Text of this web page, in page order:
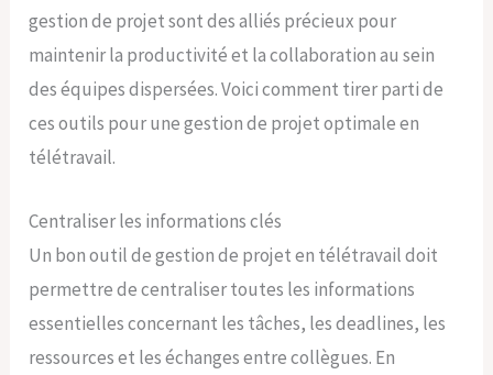
gestion de projet sont des alliés précieux pour
maintenir la productivité et la collaboration au sein
des équipes dispersées. Voici comment tirer parti de
ces outils pour une gestion de projet optimale en
télétravail.
Centraliser les informations clés
Un bon outil de gestion de projet en télétravail doit
permettre de centraliser toutes les informations
essentielles concernant les tâches, les deadlines, les
ressources et les échanges entre collègues. En